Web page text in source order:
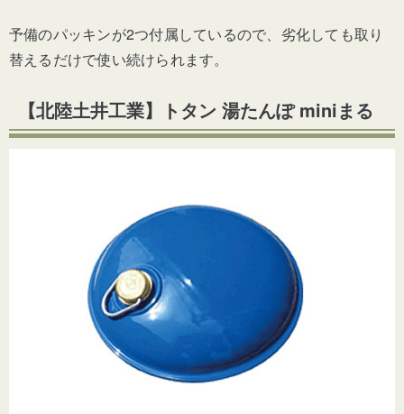
予備のパッキンが2つ付属しているので、劣化しても取り
替えるだけで使い続けられます。
【北陸土井工業】 トタン 湯たんぽ miniまる